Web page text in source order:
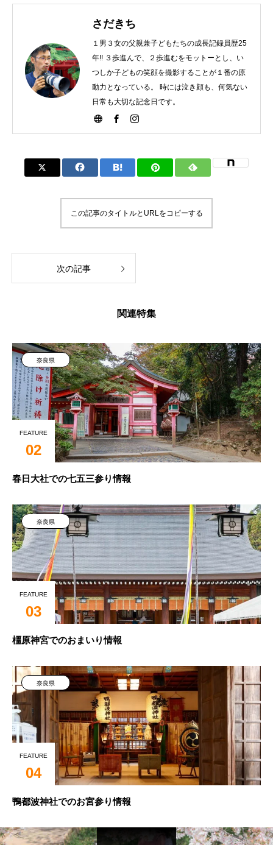
さだきち
１男３女の父親兼子どもたちの成長記録員歴25
年!! ３歩進んで、２歩進むをモットーとし、い
つしか子どもの笑顔を撮影することが１番の原
動力となっている。 時には泣き顔も、何気ない
日常も大切な記念日です。
この記事のタイトルとURLをコピーする
次の記事
関連特集
奈良県
FEATURE
02
春日大社での七五三参り情報
奈良県
FEATURE
03
橿原神宮でのおまいり情報
奈良県
FEATURE
04
鴨都波神社でのお宮参り情報